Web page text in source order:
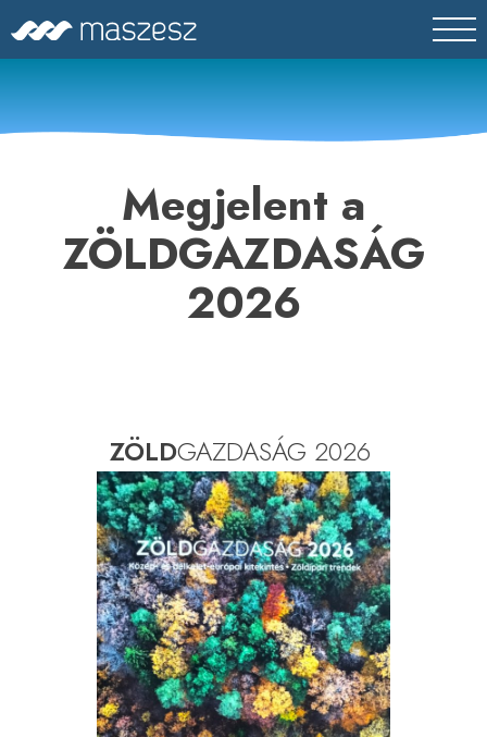
to
content
MASZESZ
Magyar Víz- és Szennyvíztechnikai Szövetség
Megjelent a
ZÖLDGAZDASÁG
2026
ZÖLDGAZDASÁG 2026